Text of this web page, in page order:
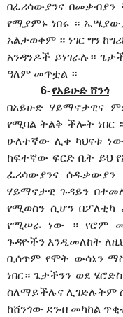
በፈሪሳውያንና
የሚያምኑ ነበሩ ።
አልታወቀም ። ነገር ግን
አንዳንዶች ይነገራሉ።
ዓለም መጥቷል ።
6-የአይሁድ ሸንጎ
በአይሁድ ሃይማኖታዊና
የሚባል ትልቅ ችሎት ነበር
ሁለተኛው ሊቀ ካህናቱ ነው
ከፍተኛው ፍርድ ቤት ይህ
ፈሪሳውያንና ሰዱቃውያን
ሃይማኖታዊ ጉዳይን
የሚወስን ሲሆን በፖለቲካ
የሚሠራ ነው ። የሮም
ጉዳዮችን እንዲመለከት
ቢሰጥም የሞት ውሳኔን
ነበር። ጌታችንን ወደ
ስለማይችሉና ሊገድሉትም
ከሸንጎው ደንብ መካከል